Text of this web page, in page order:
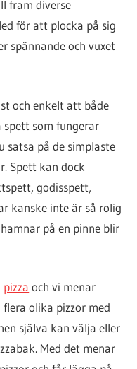
fram diverse
för att plocka på sig
spännande och vuxet
och enkelt att både
spett som fungerar
på de simplaste
Spett kan dock
godisspett,
kanske inte är så rolig
på en pinne blir
pizza och vi menar
olika pizzor med
själva kan välja eller
Med det menar